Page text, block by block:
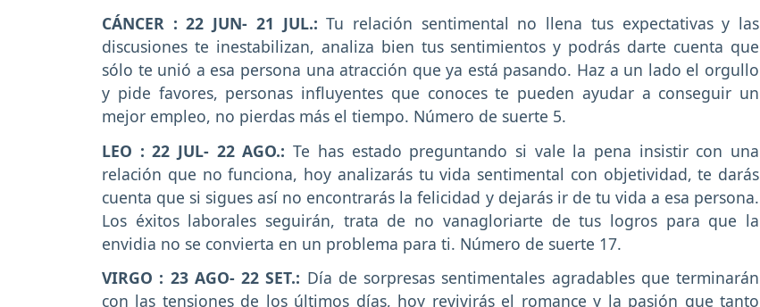
CÁNCER : 22 JUN- 21 JUL.:Tu relación sentimental no llena tus expectativas y las
discusiones te inestabilizan, analiza bien tus sentimientos y podrás darte cuenta que
sólo te unió a esa persona una atracción que ya está pasando. Haz a un lado el orgullo
y pide favores, personas influyentes que conoces te pueden ayudar a conseguir un
mejor empleo, no pierdas más el tiempo. Número de suerte 5.
LEO : 22 JUL- 22 AGO.: Te has estado preguntando si vale la pena insistir con una
relación que no funciona, hoy analizarás tu vida sentimental con objetividad, te darás
cuenta que si sigues así no encontrarás la felicidad y dejarás ir de tu vida a esa persona.
Los éxitos laborales seguirán, trata de no vanagloriarte de tus logros para que la
envidia no se convierta en un problema para ti. Número de suerte 17.
VIRGO : 23 AGO- 22 SET.: Día de sorpresas sentimentales agradables que terminarán
con las tensiones de los últimos días, hoy revivirás el romance y la pasión que tanto